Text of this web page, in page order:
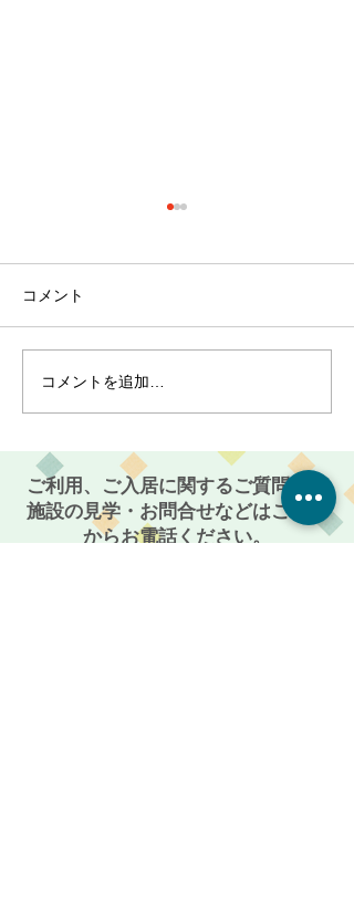
最近のブーム〜小規模多
機能ホーム麻姑の小町伊
コメント
コメントを追加…
ご利用、ご入居に関するご質問や、
施設の見学・お問合せなどはこちら
からお電話ください。